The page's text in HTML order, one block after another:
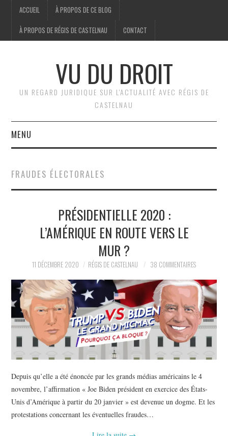
ACCUEIL À PROPOS DE CE BLOG
À PROPOS DE RÉGIS DE CASTELNAU CONTACT
VU DU DROIT
UN REGARD JURIDIQUE SUR L'ACTUALITÉ AVEC RÉGIS DE
CASTELNAU
MENU
BRÈVES
JURIDIQUE
POLITIQUE
HISTOIRE
CULTURE
SPORT
FRAUDES ÉLECTORALES
PRÉSIDENTIELLE 2020 :
L’AMÉRIQUE EN ROUTE VERS LE
MUR ?
11 DÉCEMBRE 2020 RÉGIS DE CASTELNAU 38 COMMENTAIRES
Depuis qu’elle a été énoncée par les grands médias américains le 4
novembre, l’affirmation « Joe Biden président en exercice des États-
Unis d’Amérique à partir du 20 janvier » est devenue un dogme. Et les
protestations concernant les éventuelles fraudes…